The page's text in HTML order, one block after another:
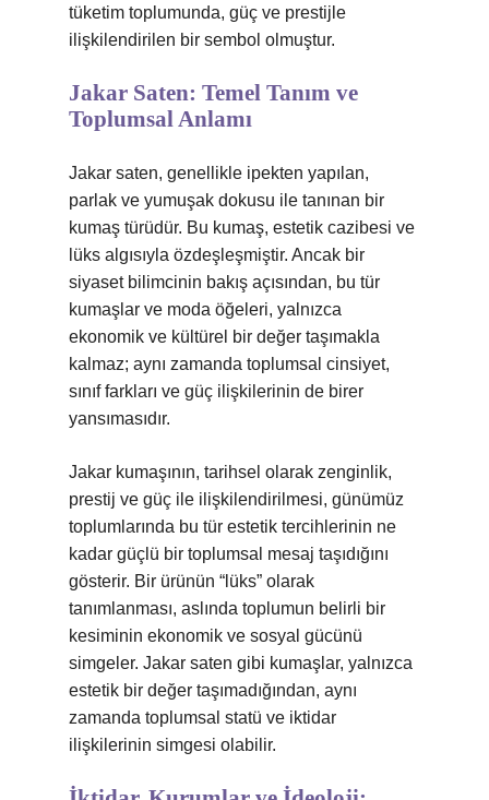
tüketim toplumunda, güç ve prestijle
ilişkilendirilen bir sembol olmuştur.
Jakar Saten: Temel Tanım ve
Toplumsal Anlamı
Jakar saten, genellikle ipekten yapılan,
parlak ve yumuşak dokusu ile tanınan bir
kumaş türüdür. Bu kumaş, estetik cazibesi ve
lüks algısıyla özdeşleşmiştir. Ancak bir
siyaset bilimcinin bakış açısından, bu tür
kumaşlar ve moda öğeleri, yalnızca
ekonomik ve kültürel bir değer taşımakla
kalmaz; aynı zamanda toplumsal cinsiyet,
sınıf farkları ve güç ilişkilerinin de birer
yansımasıdır.
Jakar kumaşının, tarihsel olarak zenginlik,
prestij ve güç ile ilişkilendirilmesi, günümüz
toplumlarında bu tür estetik tercihlerinin ne
kadar güçlü bir toplumsal mesaj taşıdığını
gösterir. Bir ürünün “lüks” olarak
tanımlanması, aslında toplumun belirli bir
kesiminin ekonomik ve sosyal gücünü
simgeler. Jakar saten gibi kumaşlar, yalnızca
estetik bir değer taşımadığından, aynı
zamanda toplumsal statü ve iktidar
ilişkilerinin simgesi olabilir.